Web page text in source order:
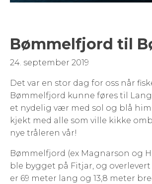
Bømmelfjord til
24. september 2019
Det var en stor dag for oss når
Bømmelfjord kunne føres til
et nydelig vær med sol og blå
kjekt med alle som ville kikke
nye tråleren vår!
Bømmelfjord (ex Magnarson og
ble bygget på Fitjar, og overlevert
er 69 meter lang og 13,8 meter